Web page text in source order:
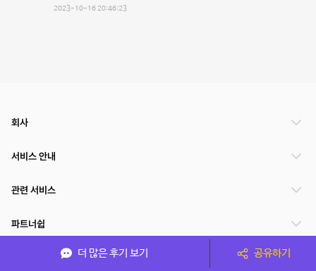
2023-10-16 20:46:23
더 많은 후기 보기 공유하기
회사
서비스 안내
관련 서비스
파트너쉽
서비스 제공 국가